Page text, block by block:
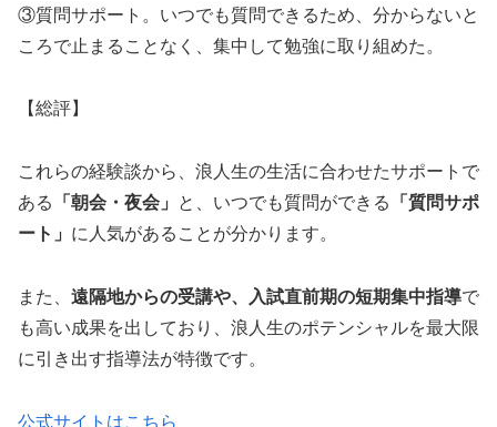
③質問サポート。いつでも質問できるため、分からないと
ころで止まることなく、集中して勉強に取り組めた。
【総評】
これらの経験談から、浪人生の生活に合わせたサポートで
ある
「朝会・夜会」 と、いつでも質問ができる
「質問サポ
ート」 に人気があることが分かります。
また、 遠隔地からの受講や、入試直前期の短期集中指導で
も高い成果を出しており、浪人生のポテンシャルを最大限
に引き出す指導法が特徴です。
公式サイトはこちら